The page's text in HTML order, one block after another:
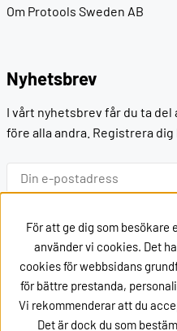
Om Protools Sweden AB
Nyhetsbrev
I vårt nyhetsbrev får du ta
före alla andra. Registrera dig
Kontakt
För att ge dig som besökare
använder vi cookies. Det
cookies för webbsidans
för bättre prestanda,
Vi rekommenderar att du
Det är dock du som